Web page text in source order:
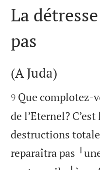

La
pas

(A Juda)

9 Que complotez-
de l’Eternel?
destructions
reparaîtra pas